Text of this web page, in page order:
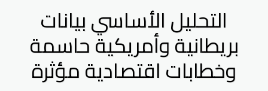
التحليل الأساسي بيانات
بريطانية وأمريكية حاسمة
وخطابات اقتصادية مؤثرة